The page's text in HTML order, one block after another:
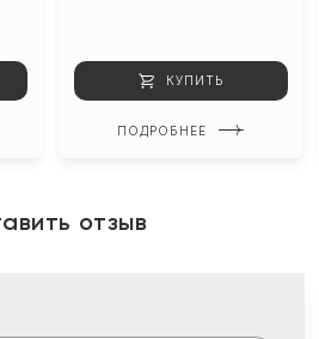
КУПИТЬ
ПОДРОБНЕЕ
отзыв